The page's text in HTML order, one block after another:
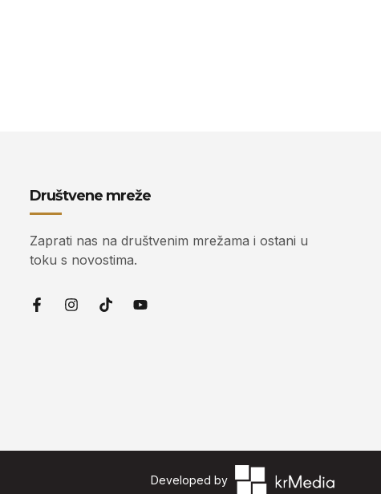
Društvene mreže
Zaprati nas na društvenim mrežama i ostani u
toku s novostima.
Developed by